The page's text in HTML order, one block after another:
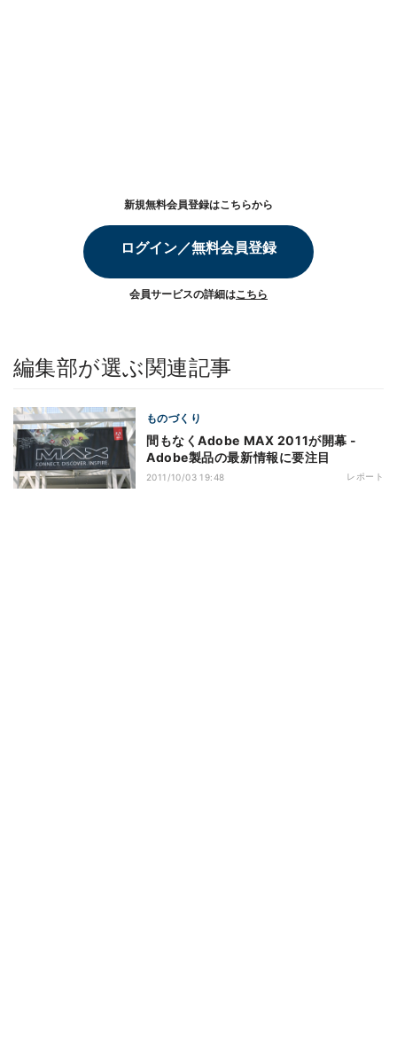
新規無料会員登録はこちらから
ログイン／無料会員登録
会員サービスの詳細はこちら
編集部が選ぶ関連記事
ものづくり
間もなくAdobe MAX 2011が開幕 -
Adobe製品の最新情報に要注目
2011/10/03 19:48 レポート